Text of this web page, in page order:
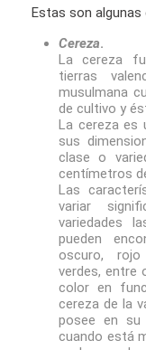
Estas son
Cereza.
La cereza
tierras
musulmana
de cultivo y
La cereza es
sus
clase o
centímetros
Las
variar
variedades
pueden
oscuro, rojo
verdes, entre
color en
cereza de la
posee en su
cuando está